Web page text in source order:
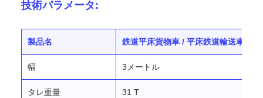
技術パラメータ:
製品名 鉄道平床貨物車 / 平床鉄道輸送車 / 平
幅 3メートル
タレ重量 31 T